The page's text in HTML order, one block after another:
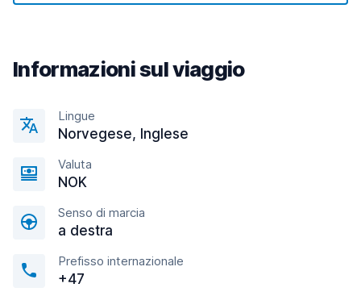
Informazioni sul viaggio
Lingue
Norvegese, Inglese
Valuta
NOK
Senso di marcia
a destra
Prefisso internazionale
+47